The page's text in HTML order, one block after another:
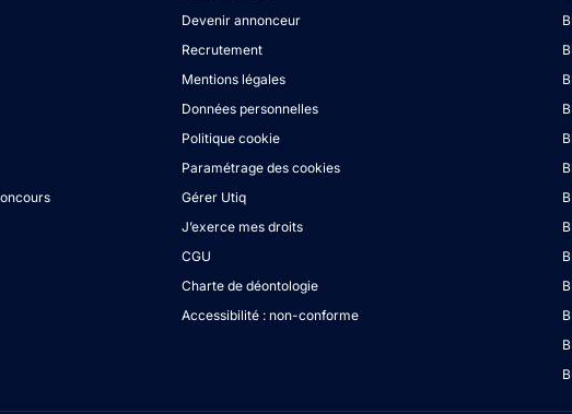
Devenir annonceur
Recrutement
Mentions légales
Données personnelles
Politique cookie
Paramétrage des cookies
Gérer Utiq
J’exerce mes droits
CGU
Charte de déontologie
Accessibilité : non-conforme